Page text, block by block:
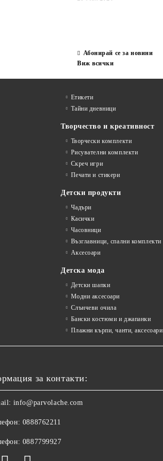
Абонирай се за новини
Виж всички
Етикети
Тайни дневници
Творчество и креативност
Творчески комплекти
Рисувателни комплекти
Скреч игри
Печати и стикери
Детски продукти
Чадъри
Касички
Часовници
Възглавници, спални комплекти
Аксесоари
Детска мода
Детски шапки
Модни аксесоари
Слънчеви очила
Бански костюми и джапанки
Плажни кърпи, чанти, аксесоари
за контакти:
info@parvolache.com
0888762211
0887799927